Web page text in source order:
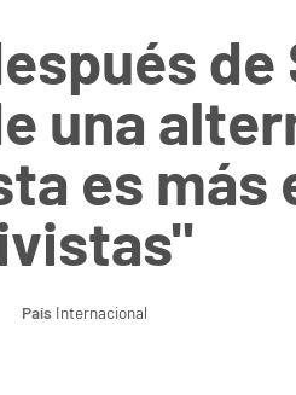
una
es más
País Internacional